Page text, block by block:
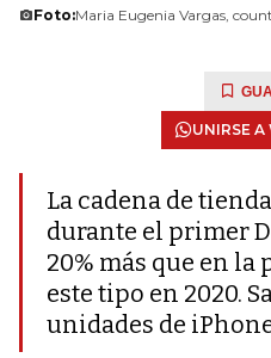
Foto:Maria Eugenia Vargas,
UNIRSE
La cadena de
durante el primer
20% más que en
este tipo en 2020.
unidades de